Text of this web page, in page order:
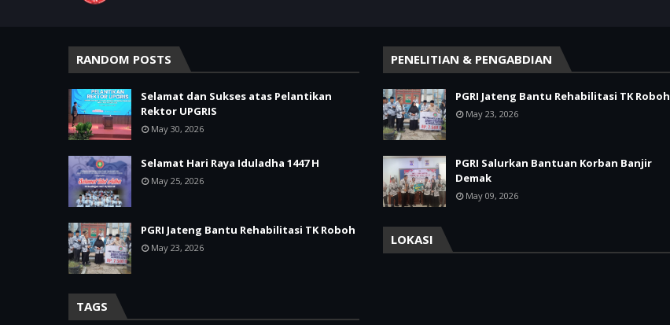
RANDOM POSTS
Selamat dan Sukses atas Pelantikan
Rektor UPGRIS
May 30, 2026
Selamat Hari Raya Iduladha 1447 H
May 25, 2026
PGRI Jateng Bantu Rehabilitasi TK Roboh
May 23, 2026
TAGS
PENELITIAN & PENGABDIAN
PGRI Jateng Bantu Rehabilitasi TK Roboh
May 23, 2026
PGRI Salurkan Bantuan Korban Banjir
Demak
May 09, 2026
LOKASI